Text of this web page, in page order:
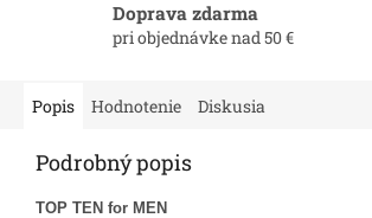
Doprava zdarma
pri objednávke nad 50 €
Popis Hodnotenie Diskusia
Podrobný popis
TOP TEN for MEN